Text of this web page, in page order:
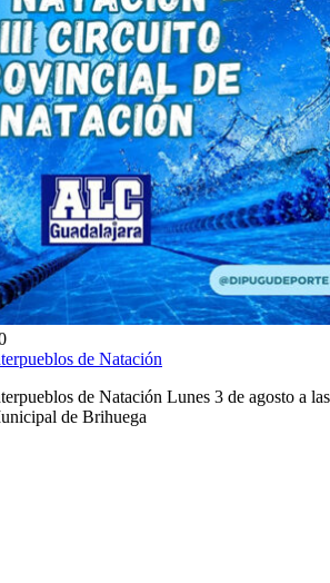
de Natación
de Natación Lunes 3 de agosto a las
de Brihuega